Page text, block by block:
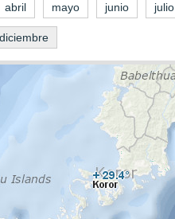
abril mayo junio julio
diciembre